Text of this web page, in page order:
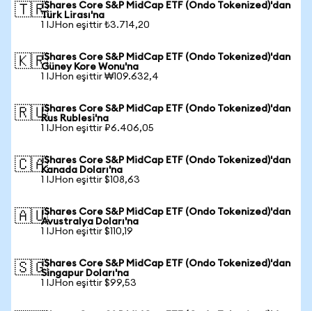
🇹🇷iShares Core S&P MidCap ETF (Ondo Tokenized)'dan
Türk Lirası'na
1 IJHon eşittir ₺3.714,20
🇰🇷iShares Core S&P MidCap ETF (Ondo Tokenized)'dan
Güney Kore Wonu'na
1 IJHon eşittir ₩109.632,4
🇷🇺iShares Core S&P MidCap ETF (Ondo Tokenized)'dan
Rus Rublesi'na
1 IJHon eşittir ₽6.406,05
🇨🇦iShares Core S&P MidCap ETF (Ondo Tokenized)'dan
Kanada Doları'na
1 IJHon eşittir $108,63
🇦🇺iShares Core S&P MidCap ETF (Ondo Tokenized)'dan
Avustralya Doları'na
1 IJHon eşittir $110,19
🇸🇬iShares Core S&P MidCap ETF (Ondo Tokenized)'dan
Singapur Doları'na
1 IJHon eşittir $99,53